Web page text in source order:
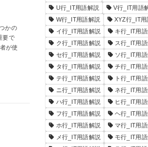
かの
要で
が使
U行_IT用語解説
V行_IT用語
W行_IT用語解説
XYZ行_IT用
イ行_IT用語解説
キ行_IT用
ク行_IT用語解説
ス行_IT用
セ行_IT用語解説
ソ行_IT用
タ行_IT用語解説
チ行_IT用
テ行_IT用語解説
ト行_IT用
ニ行_IT用語解説
ネ行_IT用
ハ行_IT用語解説
ヒ行_IT用
フ行_IT用語解説
ヘ行_IT用
ホ行_IT用語解説
マ行_IT用
メ行_IT用語解説
モ行_IT用